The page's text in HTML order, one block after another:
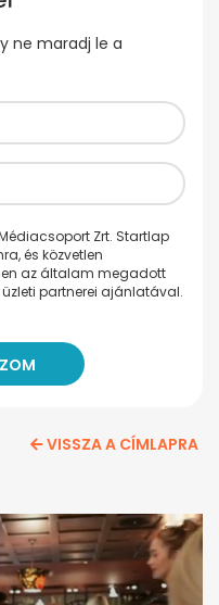
ne maradj le a
Zrt. Startlap
és közvetlen
az általam megadott
partnerei ajánlatával.
VISSZA A CÍMLAPRA